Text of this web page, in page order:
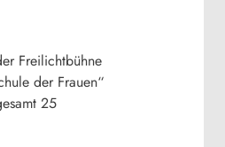
Freilichtbühne
der Frauen“
25